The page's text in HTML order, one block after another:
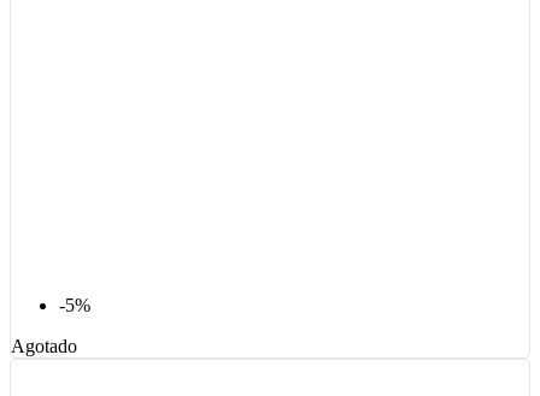
-5%
Agotado